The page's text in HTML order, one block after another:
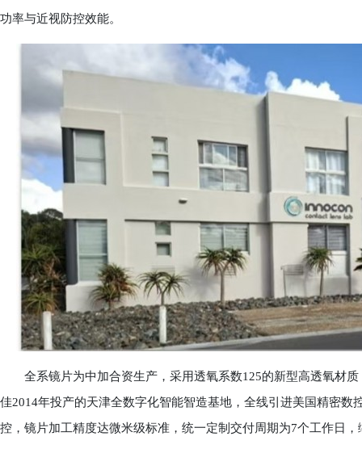
功率与近视防控效能。
全系镜片为中加合资生产，采用透氧系数125的新型高透氧材质
佳2014年投产的天津全数字化智能智造基地，全线引进美国精密
控，镜片加工精度达微米级标准，统一定制交付周期为7个工作日